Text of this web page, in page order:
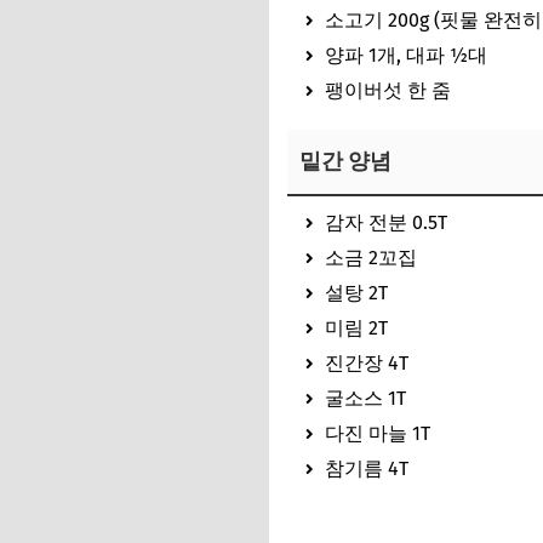
소고기 200g (핏물 완전
양파 1개, 대파 ½대
팽이버섯 한 줌
밑간 양념
감자 전분 0.5T
소금 2꼬집
설탕 2T
미림 2T
진간장 4T
굴소스 1T
다진 마늘 1T
참기름 4T